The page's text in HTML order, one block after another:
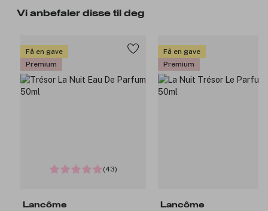
Vi anbefaler disse til deg
Få en gave
Premium
(43)
Lancôme
Få en gave
Premium
Lancôme